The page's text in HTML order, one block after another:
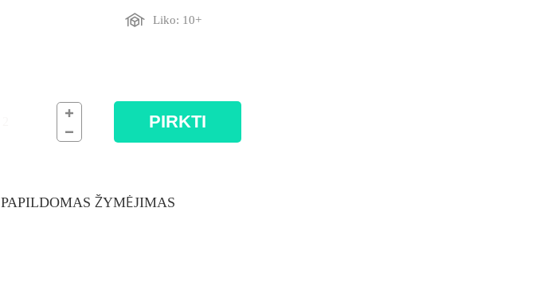
Liko: 10+
PIRKTI
PAPILDOMAS ŽYMĖJIMAS